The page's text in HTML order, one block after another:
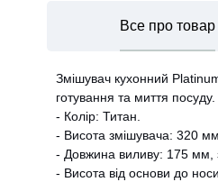
Все про товар
Змішувач кухонний
готування та миття
- Колір: Титан.
- Висота змішувача: 320
- Довжина виливу: 175 мм,
- Висота від основи до